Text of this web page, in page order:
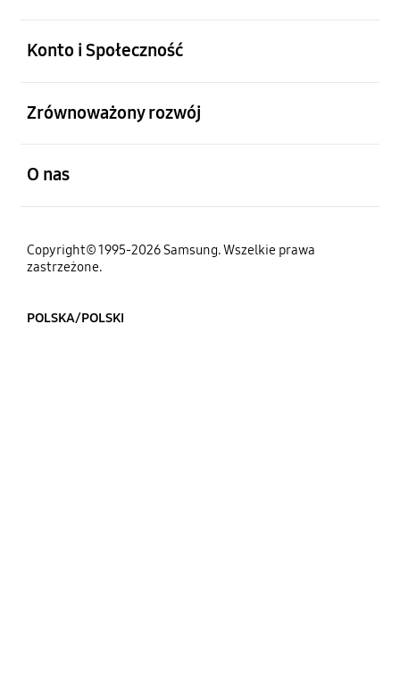
Konto i Społeczność
Zrównoważony rozwój
O nas
Copyright© 1995-2026 Samsung. Wszelkie prawa
zastrzeżone.
POLSKA/POLSKI